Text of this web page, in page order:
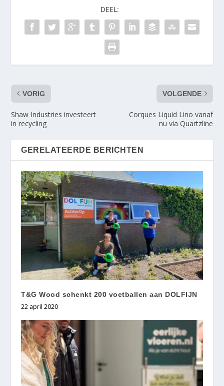
DEEL:
VORIG
Shaw Industries investeert
in recycling
VOLGENDE
Corques Liquid Lino vanaf
nu via Quartzline
GERELATEERDE BERICHTEN
T&G Wood schenkt 200 voetballen aan DOLFIJN
22 april 2020